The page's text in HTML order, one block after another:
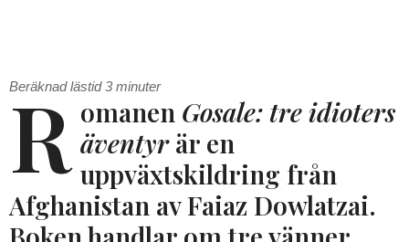
Beräknad lästid3 minuter
R omanen Gosale: tre idioters
äventyrär en
uppväxtskildring från
Afghanistan av Faiaz Dowlatzai.